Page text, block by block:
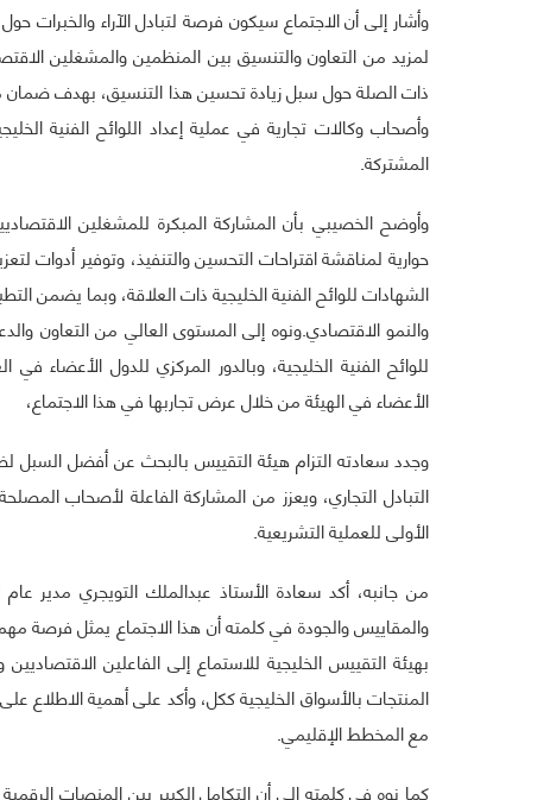
وأشار إلى أن الاجتماع سيكون فرصة لتبادل الآراء والخبرات
لمزيد من التعاون والتنسيق بين المنظمين والمشغلين
ذات الصلة حول سبل زيادة تحسين هذا التنسيق، بهدف
وأصحاب وكالات تجارية في عملية إعداد اللوائح الفنية
المشتركة.
وأوضح الخصيبي بأن المشاركة المبكرة للمشغلين
حوارية لمناقشة اقتراحات التحسين والتنفيذ، وتوفير أدوات
الشهادات للوائح الفنية الخليجية ذات العلاقة، وبما يضمن
والنمو الاقتصادي.ونوه إلى المستوى العالي من التعاون
للوائح الفنية الخليجية، وبالدور المركزي للدول الأعضاء
الأعضاء في الهيئة من خلال عرض تجاربها في هذا الاجتماع،
وجدد سعادته التزام هيئة التقييس بالبحث عن أفضل
التبادل التجاري، ويعزز من المشاركة الفاعلة لأصحاب
الأولى للعملية التشريعية.
من جانبه، أكد سعادة الأستاذ عبدالملك التويجري مدير
والمقاييس والجودة في كلمته أن هذا الاجتماع يمثل فرصة
بهيئة التقييس الخليجية للاستماع إلى الفاعلين
المنتجات بالأسواق الخليجية ككل، وأكد على أهمية الاطلاع
مع المخطط الإقليمي.